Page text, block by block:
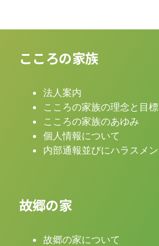
こころの家族
法人案内
こころの家族の理念と目標
こころの家族のあゆみ
個人情報について
内部通報並びにハラスメ
故郷の家
故郷の家について